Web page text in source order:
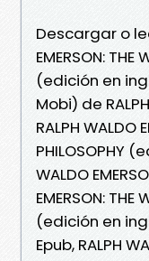
Descargar o
EMERSON: THE
(edición en
Mobi) de
RALPH WALDO
PHILOSOPHY
WALDO
EMERSON: THE
(edición en
Epub, RALPH